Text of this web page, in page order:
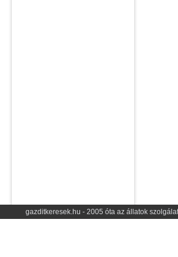
gazditkeresek.hu - 2005 óta az állatok